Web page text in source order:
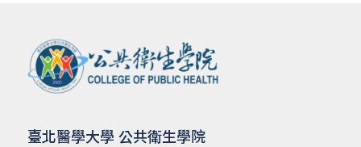
臺北醫學大學 公共衛生學院